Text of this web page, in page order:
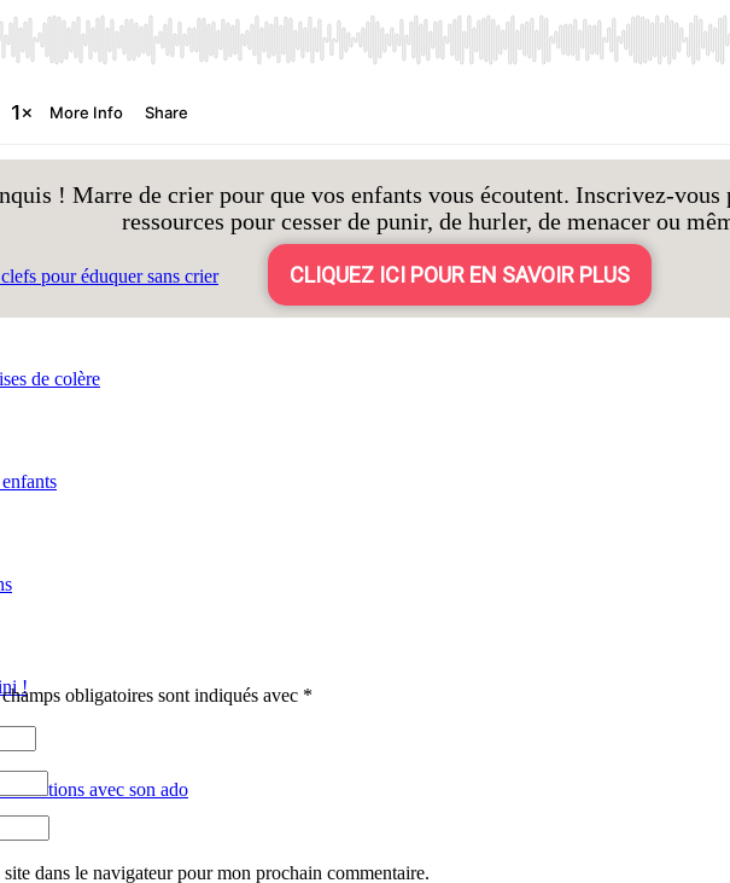
pour éduquer sans crier
de colère
!
relations avec son ado
! Marre de crier pour que vos enfants vous écoutent. Inscrivez-
ressources pour cesser de punir, de hurler, de menacer ou
CLIQUEZ ICI POUR EN SAVOIR PLUS
obligatoires sont indiqués avec *
dans le navigateur pour mon prochain commentaire.